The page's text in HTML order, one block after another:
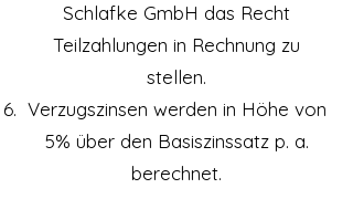
Schlafke GmbH das Recht
Teilzahlungen in Rechnung zu
stellen.
Verzugszinsen werden in Höhe von
5% über den Basiszinssatz p. a.
berechnet.